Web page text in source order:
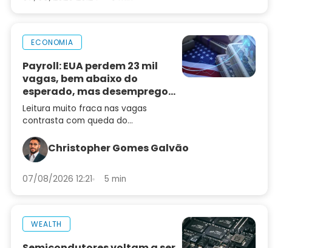
ECONOMIA
Payroll: EUA perdem 23 mil
vagas, bem abaixo do
esperado, mas desemprego
cai
Leitura muito fraca nas vagas
contrasta com queda do
no radarChristopher Gomes Galvão
07/08/2026 12:21 5 min
WEALTH